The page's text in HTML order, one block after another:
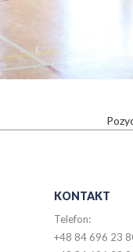
KONTAKT
Telefon:
+48 84 696 23